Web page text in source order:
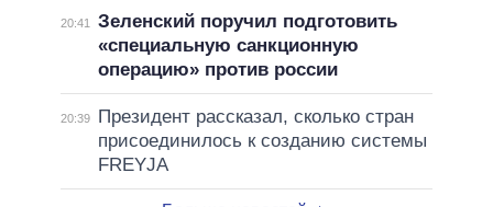
20:41
Зеленский поручил подготовить
«специальную санкционную
операцию» против россии
20:39
Президент рассказал, сколько стран
присоединилось к созданию системы
FREYJA